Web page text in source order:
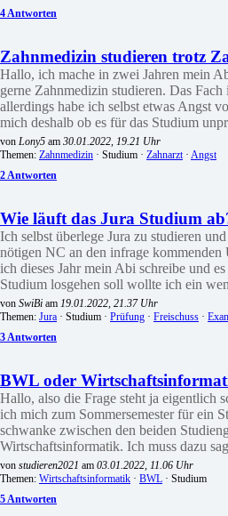
4 Antworten
Zahnmedizin studieren trotz
Hallo, ich mache in zwei Jahren mein
gerne Zahnmedizin studieren. Das Fach
allerdings habe ich selbst etwas Angst
mich deshalb ob es für das Studium
von Lony5 am 30.01.2022, 19.21 Uhr
Themen: Zahnmedizin · Studium · Zahnarzt· Angst
2 Antworten
Wie läuft das Jura Studium
Ich selbst überlege Jura zu studieren
nötigen NC an den infrage kommenden
ich dieses Jahr mein Abi schreibe und
Studium losgehen soll wollte ich ein
von SwiBi am 19.01.2022, 21.37 Uhr
Themen: Jura · Studium · Prüfung · Freischuss ·
3 Antworten
BWL oder
Hallo, also die Frage steht ja eigentlich
ich mich zum Sommersemester für ein
schwanke zwischen den beiden
Wirtschaftsinformatik. Ich muss dazu
von studieren2021 am 03.01.2022, 11.06 Uhr
Themen: Wirtschaftsinformatik · BWL · Studium
5 Antworten